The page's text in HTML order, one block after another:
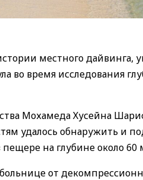
местного дайвинга,
во время исследования
Мохамеда Хусейна
удалось обнаружить и
на глубине около 60
больнице от